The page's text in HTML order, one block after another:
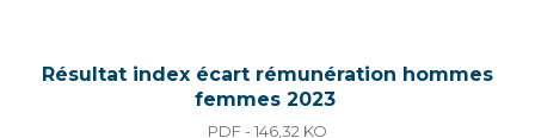
Résultat index écart rémunération hommes
femmes 2023
PDF - 146,32 KO